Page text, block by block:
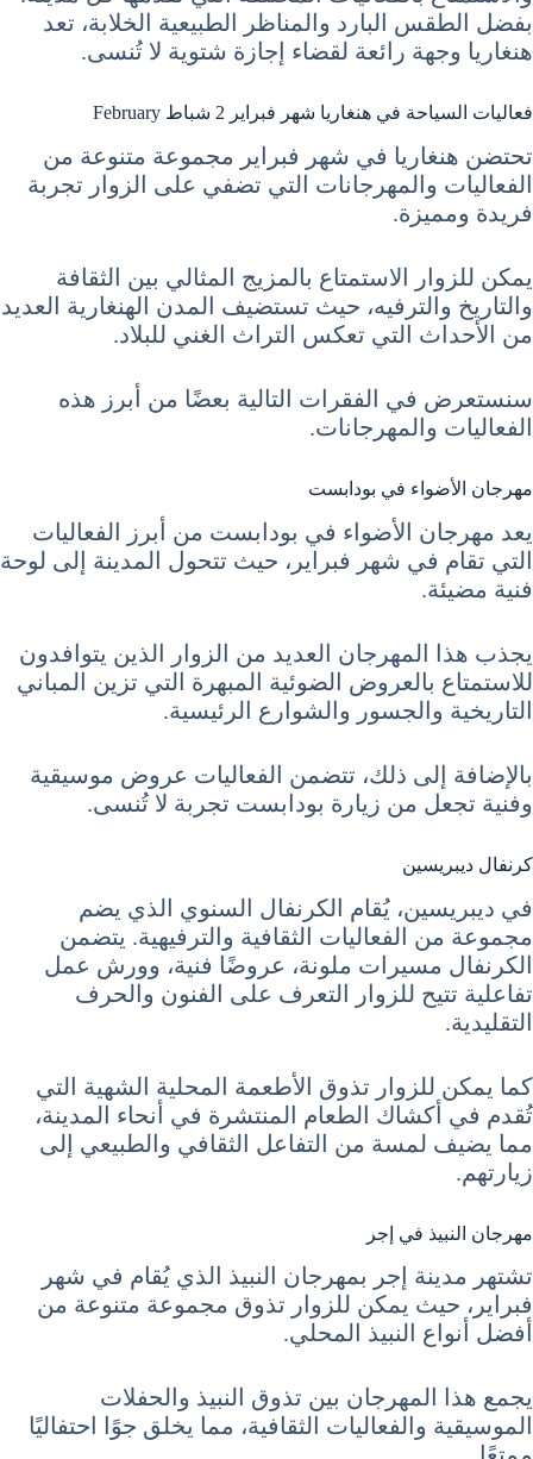
بفضل الطقس البارد والمناظر الطبيعية الخلابة، تعد
هنغاريا وجهة رائعة لقضاء إجازة شتوية لا تُنسى.
فعاليات السياحة في هنغاريا شهر فبراير 2 شباط February
تحتضن هنغاريا في شهر فبراير مجموعة متنوعة من
الفعاليات والمهرجانات التي تضفي على الزوار تجربة
فريدة ومميزة.
يمكن للزوار الاستمتاع بالمزيج المثالي بين الثقافة
والتاريخ والترفيه، حيث تستضيف المدن الهنغارية العديد
من الأحداث التي تعكس التراث الغني للبلاد.
سنستعرض في الفقرات التالية بعضًا من أبرز هذه
الفعاليات والمهرجانات.
مهرجان الأضواء في بودابست
يعد مهرجان الأضواء في بودابست من أبرز الفعاليات
التي تقام في شهر فبراير، حيث تتحول المدينة إلى لوحة
فنية مضيئة.
يجذب هذا المهرجان العديد من الزوار الذين يتوافدون
للاستمتاع بالعروض الضوئية المبهرة التي تزين المباني
التاريخية والجسور والشوارع الرئيسية.
بالإضافة إلى ذلك، تتضمن الفعاليات عروض موسيقية
وفنية تجعل من زيارة بودابست تجربة لا تُنسى.
كرنفال ديبريسين
في ديبريسين، يُقام الكرنفال السنوي الذي يضم
مجموعة من الفعاليات الثقافية والترفيهية. يتضمن
الكرنفال مسيرات ملونة، عروضًا فنية، وورش عمل
تفاعلية تتيح للزوار التعرف على الفنون والحرف
التقليدية.
كما يمكن للزوار تذوق الأطعمة المحلية الشهية التي
تُقدم في أكشاك الطعام المنتشرة في أنحاء المدينة،
مما يضيف لمسة من التفاعل الثقافي والطبيعي إلى
زيارتهم.
مهرجان النبيذ في إجر
تشتهر مدينة إجر بمهرجان النبيذ الذي يُقام في شهر
فبراير، حيث يمكن للزوار تذوق مجموعة متنوعة من
أفضل أنواع النبيذ المحلي.
يجمع هذا المهرجان بين تذوق النبيذ والحفلات
الموسيقية والفعاليات الثقافية، مما يخلق جوًا احتفاليًا